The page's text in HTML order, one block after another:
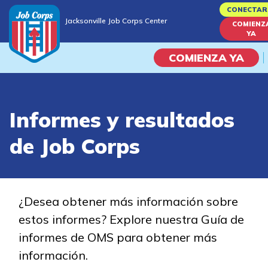
to
content
Jacksonville Job Corps Center
YA
COMIENZA YA
Vida En El Campus
Habilidades académicas
Estudiar
Programas de
Informes y resultados
de Job Corps
¿Desea obtener más información sobre
estos informes? Explore nuestra Guía de
informes de OMS para obtener más
información.